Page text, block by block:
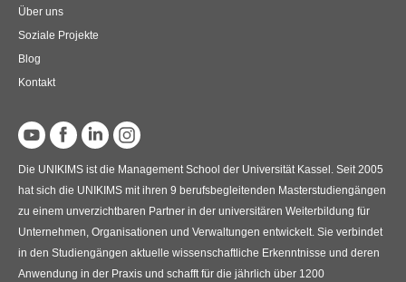
Über uns
Soziale Projekte
Blog
Kontakt
Die UNIKIMS ist die Management School der Universität Kassel. Seit 2005
hat sich die UNIKIMS mit ihren 9 berufsbegleitenden Masterstudiengängen
zu einem unverzichtbaren Partner in der universitären Weiterbildung für
Unternehmen, Organisationen und Verwaltungen entwickelt. Sie verbindet
in den Studiengängen aktuelle wissenschaftliche Erkenntnisse und deren
Anwendung in der Praxis und schafft für die jährlich über 1200